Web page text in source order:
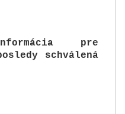
pre
schválená